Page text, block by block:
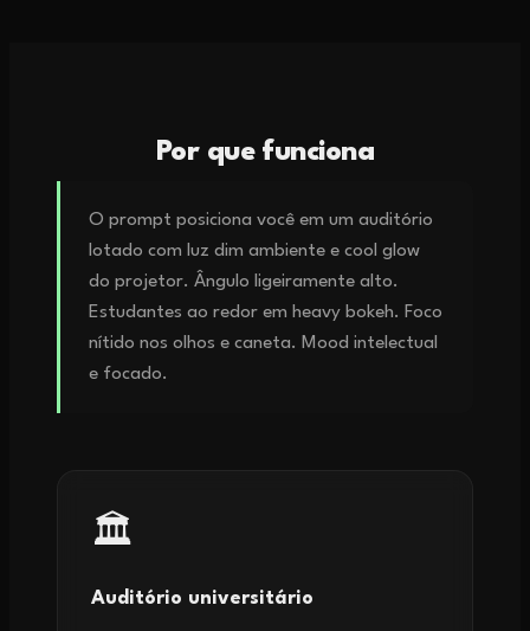
Por que funciona
O prompt posiciona você em um auditório
lotado com luz dim ambiente e cool glow
do projetor. Ângulo ligeiramente alto.
Estudantes ao redor em heavy bokeh. Foco
nítido nos olhos e caneta. Mood intelectual
e focado.
🏛️
Auditório universitário